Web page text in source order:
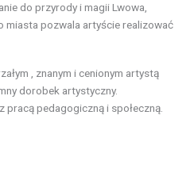
do przyrody i magii Lwowa,
miasta pozwala artyście realizować
, znanym i cenionym artystą
dorobek artystyczny.
pracą pedagogiczną i społeczną.